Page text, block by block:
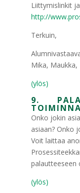
Liittymislinkit
http://
Terkuin,
Mika, Maukka,
(ylös)
9.
Onko jokin
asiaan? Onko
Voit laittaa
(ylös)